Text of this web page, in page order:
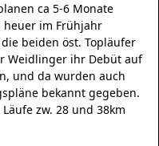
ca 5-6 Monate
heuer im Frühjahr
beiden öst. Topläufer
Weidlinger ihr Debüt auf
und da wurden auch
bekannt gegeben.
zw. 28 und 38km